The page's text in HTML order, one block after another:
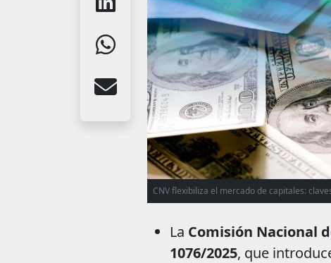
CNV flexibiliza el mercado de capitales:
La Comisión Nacional
1076/2025, que